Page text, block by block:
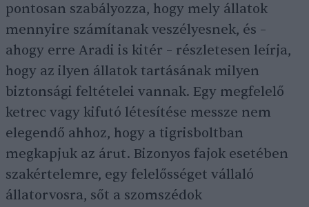
pontosan szabályozza, hogy mely állatok
mennyire számítanak veszélyesnek, és –
ahogy erre Aradi is kitér – részletesen leírja,
hogy az ilyen állatok tartásának milyen
biztonsági feltételei vannak. Egy megfelelő
ketrec vagy kifutó létesítése messze nem
elegendő ahhoz, hogy a tigrisboltban
megkapjuk az árut. Bizonyos fajok esetében
szakértelemre, egy felelősséget vállaló
állatorvosra, sőt a szomszédok